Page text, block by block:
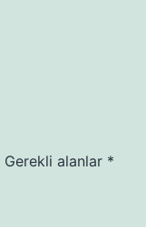
Gerekli alanlar *